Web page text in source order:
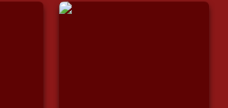
LA MOSCA